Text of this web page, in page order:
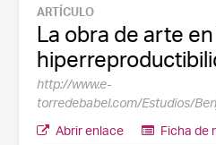
ARTÍCULO
La obra de arte
http://www.e-
torredebabel.com/Estudios/
Abrir enlace
Ficha de